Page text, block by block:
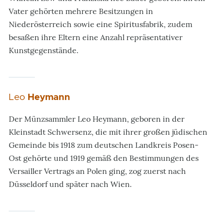
Vater gehörten mehrere Besitzungen in
Niederösterreich sowie eine Spiritusfabrik, zudem
besaßen ihre Eltern eine Anzahl repräsentativer
Kunstgegenstände.
Leo Heymann
Der Münzsammler Leo Heymann, geboren in der
Kleinstadt Schwersenz, die mit ihrer großen jüdischen
Gemeinde bis 1918 zum deutschen Landkreis Posen-
Ost gehörte und 1919 gemäß den Bestimmungen des
Versailler Vertrags an Polen ging, zog zuerst nach
Düsseldorf und später nach Wien.